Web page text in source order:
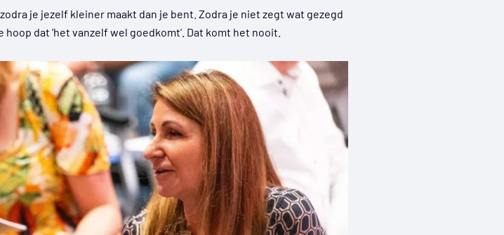
je jezelf kleiner maakt dan je bent. Zodra je niet zegt wat gezegd
dat ‘het vanzelf wel goedkomt’. Dat komt het nooit.